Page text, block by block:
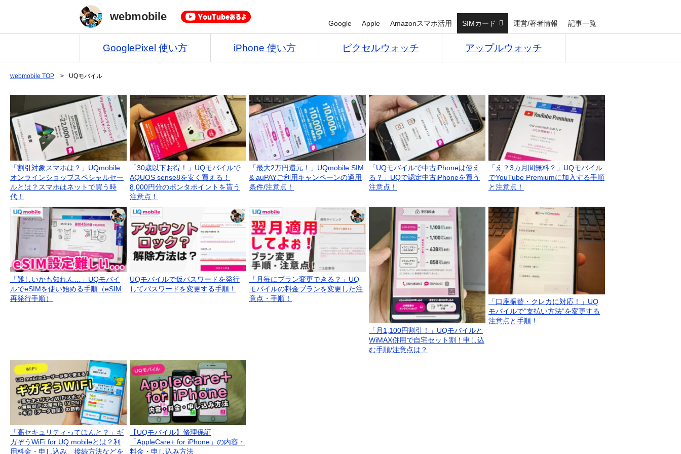
webmobile
Google Apple Amazonスマホ活用 SIMカード 運営/著者情報 記事一覧
GooglePixel 使い方 iPhone 使い方 ピクセルウォッチ アップルウォッチ
webmobile TOP > UQモバイル
「割引対象スマホは？」UQmobile
オンラインショップスペシャルセー
ルとは？スマホはネットで買う時
代！
「30歳以下お得！」UQモバイルで
AQUOS sense8を安く買える！
8,000円分のポンタポイントを貰う
注意点！
「最大2万円還元！」UQmobile SIM
& auPAYご利用キャンペーンの適用
条件/注意点！
「UQモバイルで中古iPhoneは使え
る？」UQで認定中古iPhoneを買う
注意点！
「え？3カ月間無料？」UQモバイル
でYouTube Premiumに加入する手順
と注意点！
「難しいかも知れん…」UQモバイ
ルでeSIMを使い始める手順（eSIM
再発行手順）
UQモバイルで仮パスワードを発行
してパスワードを変更する手順！
「月毎にプラン変更できる？」UQ
モバイルの料金プランを変更した注
意点・手順！
「月1,100円割引！」UQモバイルと
WiMAX併用で自宅セット割！申し込
む手順/注意点は？
「口座振替・クレカに対応！」UQ
モバイルで”支払い方法”を変更する
注意点と手順！
「高セキュリティってほんと？」ギ
ガぞうWiFi for UQ mobileとは？利
用料金・申し込み、接続方法などを
【UQモバイル】修理保証
「AppleCare+ for iPhone」の内容・
料金・申し込み方法